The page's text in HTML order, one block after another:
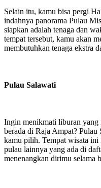
Selain itu, kamu bisa pergi
indahnya panorama Pulau
siapkan adalah tenaga dan
tempat tersebut, kamu akan
membutuhkan tenaga ekstra
Pulau Salawati
Ingin menikmati liburan yang
berada di Raja Ampat? Pulau
kamu pilih. Tempat wisata ini
pulau lainnya yang ada di
menenangkan dirimu selama